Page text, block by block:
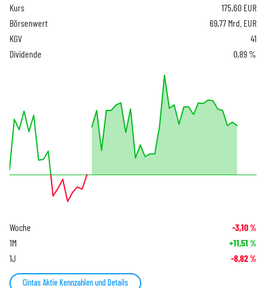
Kurs 175,60 EUR
Börsenwert
69,77 Mrd. EUR
KGV
41
Dividende
0,89 %
Woche -3,10%
1M +11,51 %
1J -8,82%
Cintas Aktie Kennzahlen und Details